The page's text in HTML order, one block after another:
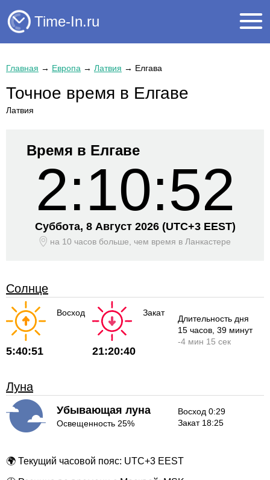
Time-In.ru
Главная → Европа → Латвия → Елгава
Точное время в Елгаве
Латвия
Время в Елгаве
2:10:52
Суббота, 8 Август 2026 (UTC+3 EEST)
на 10 часов больше, чем время в Ланкастере
Солнце
Восход
5:40:51
Закат
21:20:40
Длительность дня
15 часов , 39 минут
-4 мин 15 сек
Луна
Убывающая луна
Освещенность 25%
Восход 0:29
Закат 18:25
🌍 Текущий часовой пояс: UTC+3 EEST